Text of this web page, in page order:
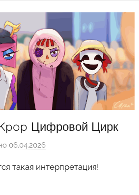
Цифровой Цирк
06.04.2026
т
такая интерпретация!